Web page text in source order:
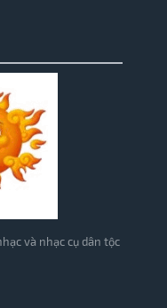
và nhạc cụ dân tộc